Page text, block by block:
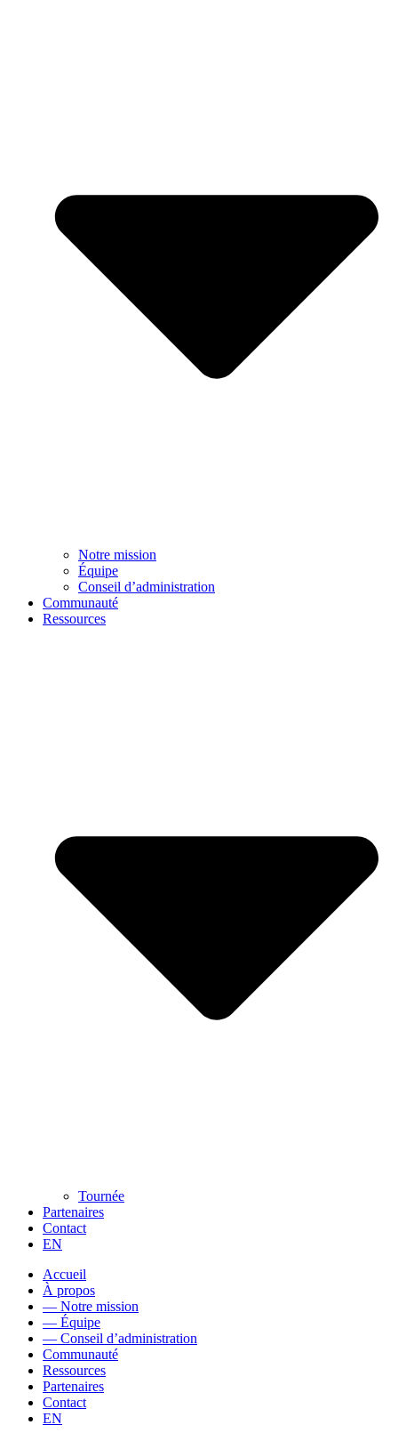
Notre mission
Équipe
Conseil d’administration
Communauté
Ressources
Tournée
Partenaires
Contact
EN
Accueil
À propos
— Notre mission
— Équipe
— Conseil d’administration
Communauté
Ressources
Partenaires
Contact
EN